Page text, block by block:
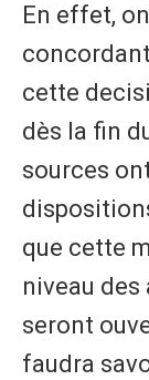
En effet,
cette
dès la fin
sources
que cette
niveau
seront
faudra